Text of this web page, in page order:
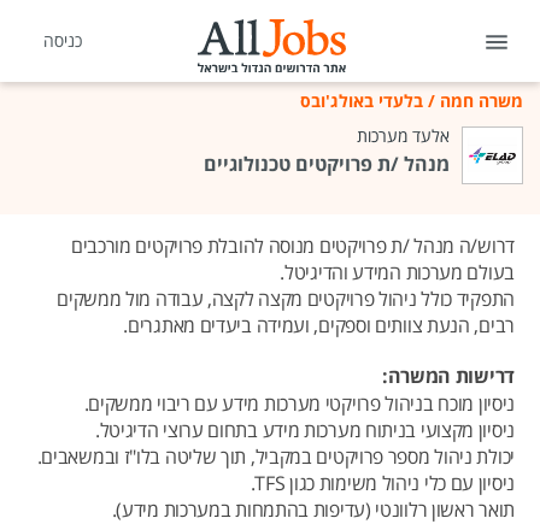
כניסה
משרה חמה / בלעדי באולג'ובס
אלעד מערכות
מנהל /ת פרויקטים טכנולוגיים
דרוש/ה מנהל /ת פרויקטים מנוסה להובלת פרויקטים מורכבים
בעולם מערכות המידע והדיגיטל.
התפקיד כולל ניהול פרויקטים מקצה לקצה, עבודה מול ממשקים
רבים, הנעת צוותים וספקים, ועמידה ביעדים מאתגרים.
דרישות המשרה:
ניסיון מוכח בניהול פרויקטי מערכות מידע עם ריבוי ממשקים.
ניסיון מקצועי בניתוח מערכות מידע בתחום ערוצי הדיגיטל.
יכולת ניהול מספר פרויקטים במקביל, תוך שליטה בלו"ז ובמשאבים.
ניסיון עם כלי ניהול משימות כגון TFS.
תואר ראשון רלוונטי (עדיפות בהתמחות במערכות מידע).